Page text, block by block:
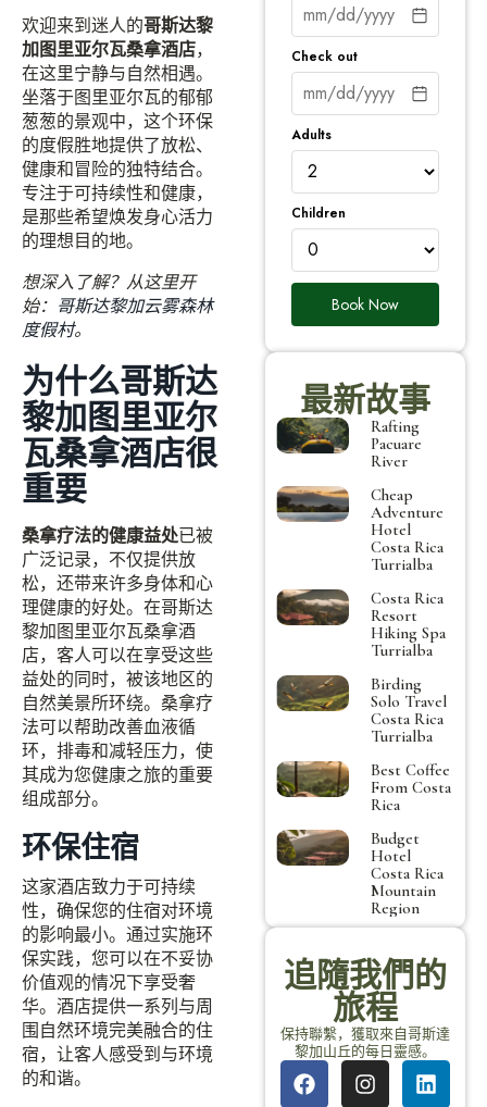
欢迎来到迷人的哥斯达黎
加图里亚尔瓦桑拿酒店，
在这里宁静与自然相遇。
坐落于图里亚尔瓦的郁郁
葱葱的景观中，这个环保
的度假胜地提供了放松、
健康和冒险的独特结合。
专注于可持续性和健康，
是那些希望焕发身心活力
的理想目的地。
想深入了解？从这里开
始： 哥斯达黎加云雾森林
度假村。
为什么哥斯达
黎加图里亚尔
瓦桑拿酒店很
重要
桑拿疗法的健康益处已被
广泛记录，不仅提供放
松，还带来许多身体和心
理健康的好处。在哥斯达
黎加图里亚尔瓦桑拿酒
店，客人可以在享受这些
益处的同时，被该地区的
自然美景所环绕。桑拿疗
法可以帮助改善血液循
环，排毒和减轻压力，使
其成为您健康之旅的重要
组成部分。
环保住宿
这家酒店致力于可持续
性，确保您的住宿对环境
的影响最小。通过实施环
保实践，您可以在不妥协
价值观的情况下享受奢
华。酒店提供一系列与周
围自然环境完美融合的住
宿，让客人感受到与环境
的和谐。
Check out
Adults
Children
Book Now
最新故事
Rafting
Pacuare
River
Cheap
Adventure
Hotel
Costa Rica
Turrialba
Costa Rica
Resort
Hiking Spa
Turrialba
Birding
Solo Travel
Costa Rica
Turrialba
Best Coffee
From Costa
Rica
Budget
Hotel
Costa Rica
Mountain
Region
追隨我們的
旅程
保持聯繫，獲取來自哥斯達
黎加山丘的每日靈感。